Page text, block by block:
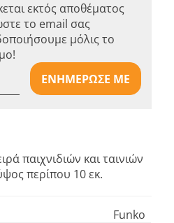
εκτός αποθέματος
το email σας
μόλις το
ΕΝΗΜΕΡΩΣΕ ΜΕ
παιχνιδιών και ταινιών
περίπου 10 εκ.
Funko